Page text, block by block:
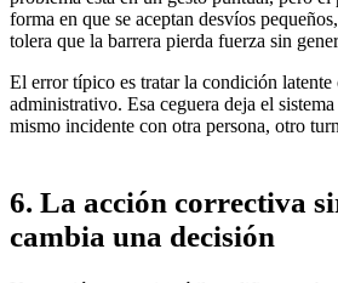
forma en que se aceptan desvíos
tolera que la barrera pierda fuerza sin
El error típico es tratar la condición latente
administrativo. Esa ceguera deja el
mismo incidente con otra persona, otro
6. La acción correctiva
cambia una decisión